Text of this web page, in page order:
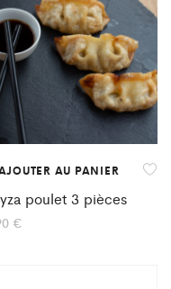
AU PANIER
poulet 3 pièces
€